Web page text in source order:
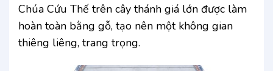
Chúa Cứu Thế trên cây thánh giá lớn được làm
hoàn toàn bằng gỗ, tạo nên một không gian
thiêng liêng, trang trọng.